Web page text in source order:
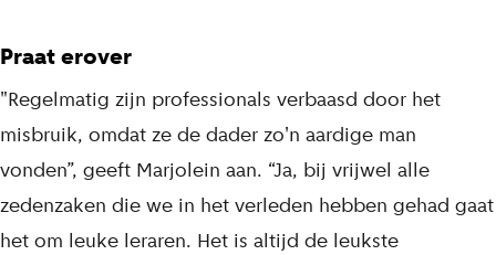
Praat erover
"Regelmatig zijn professionals verbaasd door het
misbruik, omdat ze de dader zo'n aardige man
vonden”, geeft Marjolein aan. “Ja, bij vrijwel alle
zedenzaken die we in het verleden hebben gehad gaat
het om leuke leraren. Het is altijd de leukste